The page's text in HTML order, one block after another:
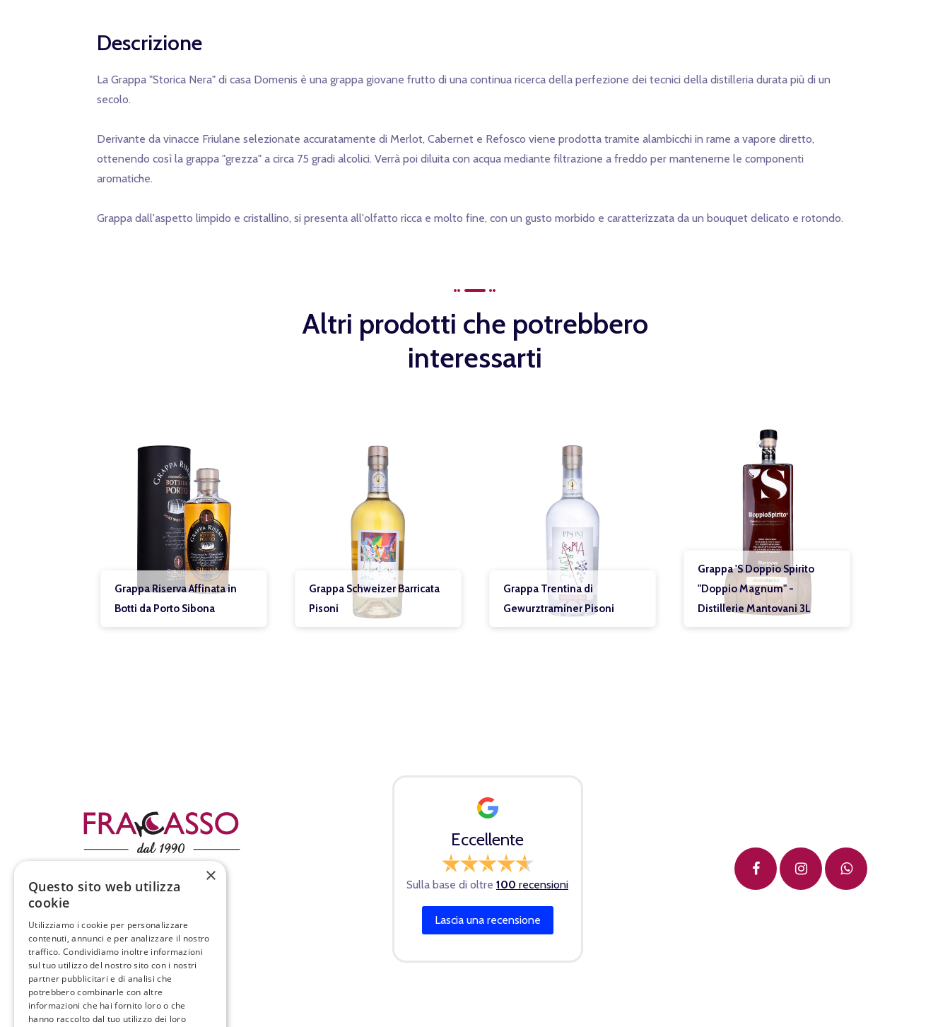
Descrizione
La Grappa "Storica Nera" di casa Domenis è una grappa giovane frutto di una continua ricerca della perfezione dei tecnici della distilleria durata più di un
secolo.
Derivante da vinacce Friulane selezionate accuratamente di Merlot, Cabernet e Refosco viene prodotta tramite alambicchi in rame a vapore diretto,
ottenendo così la grappa "grezza" a circa 75 gradi alcolici. Verrà poi diluita con acqua mediante filtrazione a freddo per mantenerne le componenti
aromatiche.
Grappa dall'aspetto limpido e cristallino, si presenta all'olfatto ricca e molto fine, con un gusto morbido e caratterizzata da un bouquet delicato e rotondo.
Altri prodotti che potrebbero
interessarti
Grappa Riserva Affinata in
Botti da Porto Sibona
Grappa Schweizer Barricata
Grappa Trentina di
Gewurztraminer Pisoni
Grappa 'S Doppio Spirito
"Doppio Magnum" -
Distillerie Mantovani 3L
Eccellente
Sulla base di oltre 100 recensioni
Lascia una recensione
×
Questo sito web utilizza
cookie
Utilizziamo i cookie per personalizzare
contenuti, annunci e per analizzare il nostro
traffico. Condividiamo inoltre informazioni
sul tuo utilizzo del nostro sito con i nostri
partner pubblicitari e di analisi che
potrebbero combinarle con altre
informazioni che hai fornito loro o che
hanno raccolto dal tuo utilizzo dei loro